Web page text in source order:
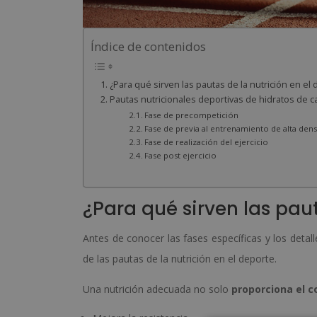
Índice de contenidos
¿Para qué sirven las pautas de la nutrición en el
Pautas nutricionales deportivas de hidratos de
Fase de precompetición
Fase de previa al entrenamiento de alta
Fase de realización del ejercicio
Fase post ejercicio
¿Para qué sirven las
Antes de conocer las fases específicas y los
de las pautas de la nutrición en el deporte.
Una nutrición adecuada no solo proporciona el